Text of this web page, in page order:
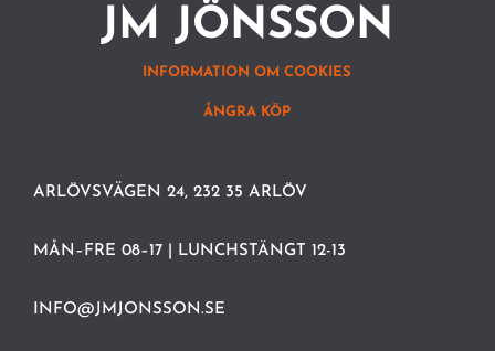
JM JÖNSSON
INFORMATION OM COOKIES
ÅNGRA KÖP
ARLÖVSVÄGEN 24, 232 35 ARLÖV
MÅN–FRE 08–17 | LUNCHSTÄNGT 12-13
INFO@JMJONSSON.SE